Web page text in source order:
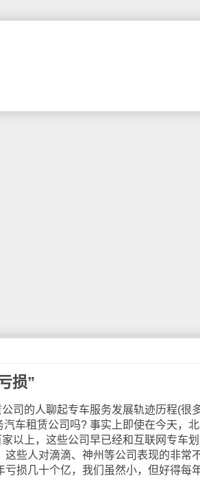
损”
的人聊起专车服务发展轨迹历程(很
车租赁公司吗? 事实上即使在今天，
以上，这些公司早已经和互联网专车
些人对滴滴、神州等公司表现的非常
损几十个亿，我们虽然小，但好得每